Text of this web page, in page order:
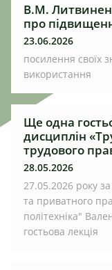
В.М.
про
23.06.2026
посилення своїх
використання
Ще одна
дисциплін
трудового
28.05.2026
27.05.2026 року
та приватного
політехніка"
гостьова лекція